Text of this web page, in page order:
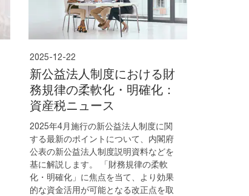
2025-12-22
新公益法人制度における財
務規律の柔軟化・明確化：
資産税ニュース
2025年4月施行の新公益法人制度に関
する最新のポイントについて、内閣府
公表の新公益法人制度説明資料などを
基に解説します。 「財務規律の柔軟
化・明確化」に焦点を当て、より効果
的な資金活用が可能となる改正点を取